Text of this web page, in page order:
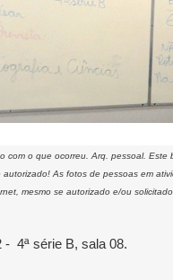
com o que ocorreu. Arq. pessoal. Este
As fotos de pessoas em
mesmo se autorizado e/ou
4ª série B, sala 08.